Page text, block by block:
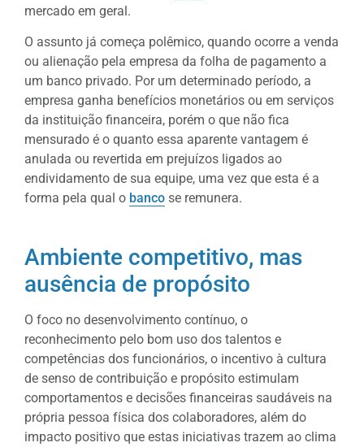
mercado em geral.
O assunto já começa polêmico, quando ocorre a venda
ou alienação pela empresa da folha de pagamento a
um banco privado. Por um determinado período, a
empresa ganha benefícios monetários ou em serviços
da instituição financeira, porém o que não fica
mensurado é o quanto essa aparente vantagem é
anulada ou revertida em prejuízos ligados ao
endividamento de sua equipe, uma vez que esta é a
forma pela qual o banco se remunera.
Ambiente competitivo, mas
ausência de propósito
O foco no desenvolvimento contínuo, o
reconhecimento pelo bom uso dos talentos e
competências dos funcionários, o incentivo à cultura
de senso de contribuição e propósito estimulam
comportamentos e decisões financeiras saudáveis na
própria pessoa física dos colaboradores, além do
impacto positivo que estas iniciativas trazem ao clima